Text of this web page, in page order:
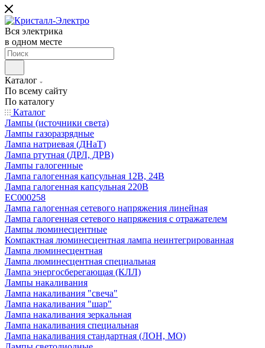
Вся электрика
в одном месте
Каталог
По всему сайту
По каталогу
Каталог
Лампы (источники света)
Лампы газоразрядные
Лампа натриевая (ДНаТ)
Лампа ртутная (ДРЛ, ДРВ)
Лампы галогенные
Лампа галогенная капсульная 12В, 24В
Лампа галогенная капсульная 220В
EC000258
Лампа галогенная сетевого напряжения линейная
Лампа галогенная сетевого напряжения с отражателем
Лампы люминесцентные
Компактная люминесцентная лампа неинтегрированная
Лампа люминесцентная
Лампа люминесцентная специальная
Лампа энергосберегающая (КЛЛ)
Лампы накаливания
Лампа накаливания "свеча"
Лампа накаливания "шар"
Лампа накаливания зеркальная
Лампа накаливания специальная
Лампа накаливания стандартная (ЛОН, МО)